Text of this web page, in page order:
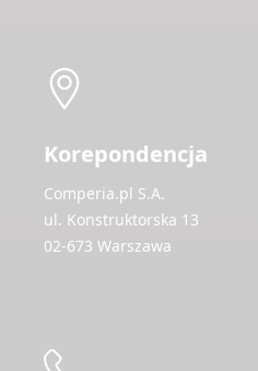
Korepondencja
Comperia.pl S.A.
ul. Konstruktorska 13
02-673 Warszawa